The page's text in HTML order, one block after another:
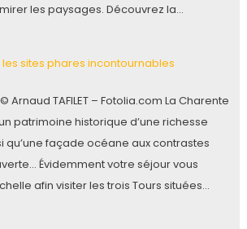
les paysages. Découvrez la…
sites phares incontournables
Arnaud TAFILET – Fotolia.com La Charente
patrimoine historique d’une richesse
qu’une façade océane aux contrastes
Évidemment votre séjour vous
afin visiter les trois Tours situées…